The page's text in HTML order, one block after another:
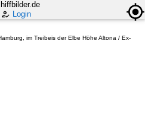
Login
im Treibeis der Elbe Höhe Altona / Ex-